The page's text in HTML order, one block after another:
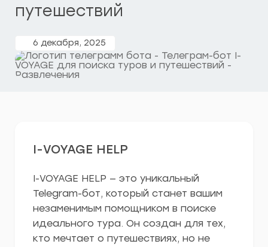
путешествий
6 декабря, 2025
I-VOYAGE HELP
I-VOYAGE HELP — это уникальный
Telegram-бот, который станет вашим
незаменимым помощником в поиске
идеального тура. Он создан для тех,
кто мечтает о путешествиях, но не